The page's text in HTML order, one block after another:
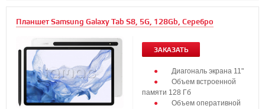
Планшет Samsung Galaxy Tab S8, 5G, 128Gb, Серебро
ЗАКАЗАТЬ
Диагональ экрана 11"
Объем встроенной
памяти 128 Гб
Объем оперативной